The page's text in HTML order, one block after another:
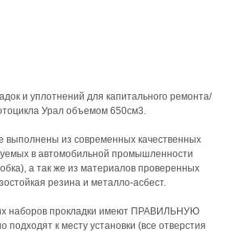
и уплотнений для капитального ремонта/
Урал объемом 650см3.
выполнены из современных качественных
в автомобильной промышленности
а так же из материалов проверенных
резина и металло-асбест.
наборов прокладки имеют ПРАВИЛЬНУЮ
подходят к месту установки (все отверстия